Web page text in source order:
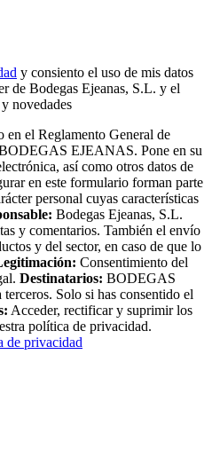
y consiento el uso de mis datos
de Bodegas Ejeanas, S.L. y el
novedades
el Reglamento General de
EJEANAS. Pone en su
así como otros datos de
en este formulario forman parte
personal cuyas características
Bodegas Ejeanas, S.L.
y comentarios. También el envío
y del sector, en caso de que lo
Consentimiento del
Destinatarios: BODEGAS
Solo si has consentido el
Acceder, rectificar y suprimir los
política de privacidad.
de privacidad